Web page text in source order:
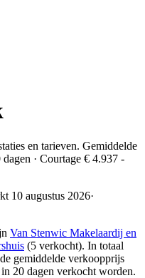
en tarieven. Gemiddelde
· Courtage € 4.937 -
10 augustus 2026·
Van Stenwic Makelaardij en
(5 verkocht). In totaal
gemiddelde verkoopprijs
20 dagen verkocht worden.